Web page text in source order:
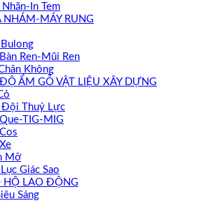
In Tem
NHÁM-MÁY RUNG
Bulong
Ren-Mũi Ren
Không
ẨM GỖ VẬT LIỆU XÂY DỰNG
Đội Thuỷ Lực
TIG-MIG
Mỡ
Giác Sao
HỘ LAO ĐỘNG
Sáng